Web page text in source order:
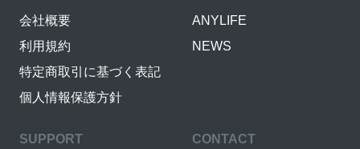
会社概要
利用規約
特定商取引に基づく表記
個人情報保護方針
ANYLIFE
NEWS
SUPPORT CONTACT